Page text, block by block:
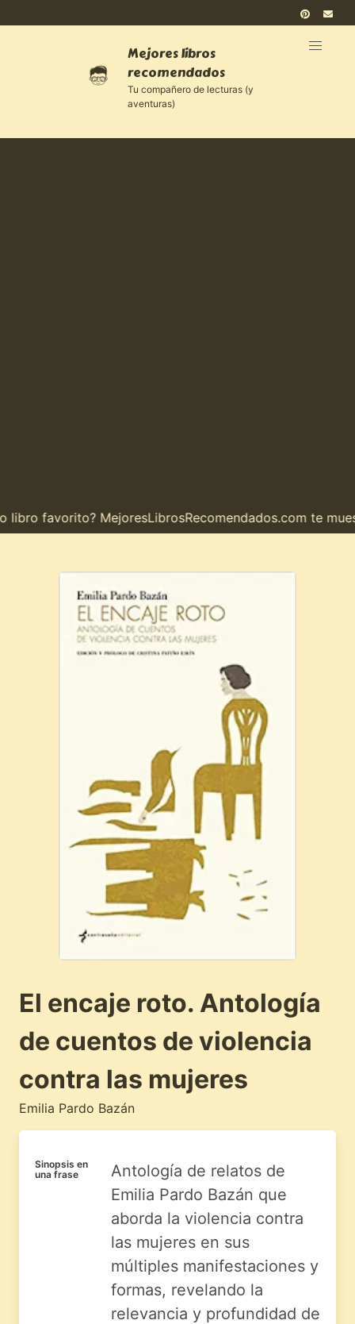
Mejores libros
recomendados
Tu compañero de lecturas (y
aventuras)
favorito? MejoresLibrosRecomendados.com te muestra
El encaje roto. Antología
de cuentos de violencia
contra las mujeres
Emilia Pardo Bazán
Sinopsis en
una frase
Antología de relatos de
Emilia Pardo Bazán que
aborda la violencia contra
las mujeres en sus
múltiples manifestaciones y
formas, revelando la
relevancia y profundidad de